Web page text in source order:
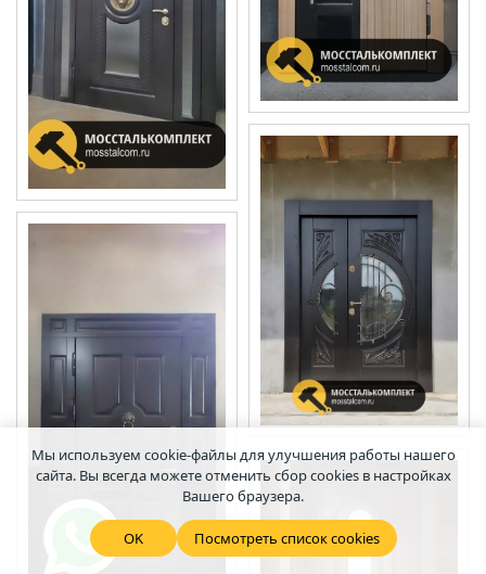
Мы используем cookie-файлы для улучшения работы нашего
сайта. Вы всегда можете отменить сбор cookies в настройках
Вашего браузера.
OK Посмотреть список cookies